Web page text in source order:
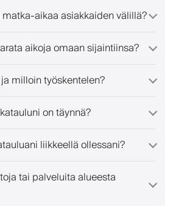
aikaa asiakkaiden välillä?
aikoja omaan sijaintiinsa?
milloin työskentelen?
on täynnä?
liikkeellä ollessani?
tai palveluita alueesta